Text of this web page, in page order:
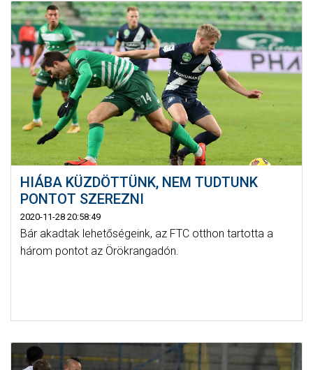
HIÁBA KÜZDÖTTÜNK, NEM TUDTUNK
PONTOT SZEREZNI
2020-11-28 20:58:49
Bár akadtak lehetőségeink, az FTC otthon tartotta a
három pontot az Örökrangadón.